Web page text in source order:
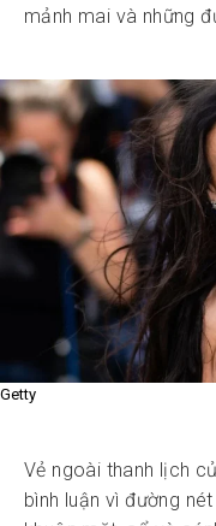
mảnh mai và những
Getty
Vẻ ngoài thanh lịch
bình luận vì đường